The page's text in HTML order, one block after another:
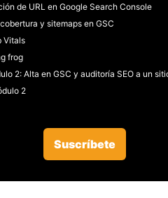
de URL en Google Search Console
y sitemaps en GSC
Vitals
frog
2: Alta en GSC y auditoría SEO a un
2
Suscríbete